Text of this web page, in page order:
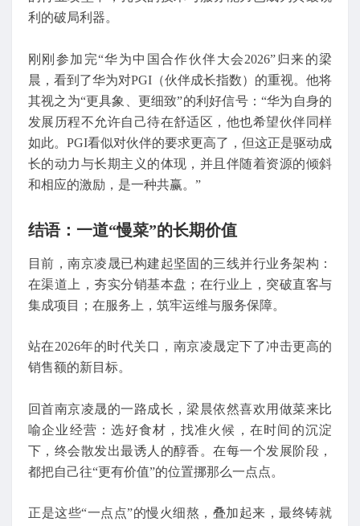
利的破局利器。
刚刚参加完“华为中国合作伙伴大会2026”归来的梁
晨，看到了华为对PGI（伙伴成长指数）的重视。他将
其视之为“更具象、更细致”的利好信号：“华为自身的
发展历程不允许自己待在舒适区，他也希望伙伴同样
如此。PGI看似对伙伴的要求更高了，但这正是驱动成
长的动力与长期主义的体现，并且伴随着资源的倾斜
和相应的激励，是一种共赢。”
结语：一道“慢菜”的长期价值
目前，南京凌晟已构建起坚固的三线并行业务架构：
在渠道上，夯实分销基本盘；在行业上，突破直客与
集成项目；在服务上，筑牢运维与服务保障。
站在2026年的时代关口，南京凌晟定下了冲击更高的
销售额的新目标。
回首南京凌晟的一路成长，梁晨依然喜欢用做菜来比
喻企业经营：选好食材，找准火候，在时间的沉淀
下，终会散发出最诱人的醇香。在每一个发展阶段，
都把自己往“更有价值”的位置挪那么一点点。
正是这些“一点点”的慢火细熬，叠加起来，最终铸就